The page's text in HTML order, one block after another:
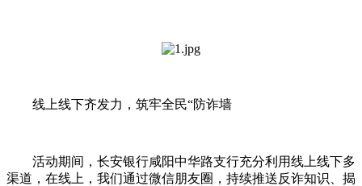
线上线下齐发力，筑牢全民“防诈墙
活动期间，长安银行咸阳中华路支行充分利用线上线下多
渠道，在线上，我们通过微信朋友圈，持续推送反诈知识、揭